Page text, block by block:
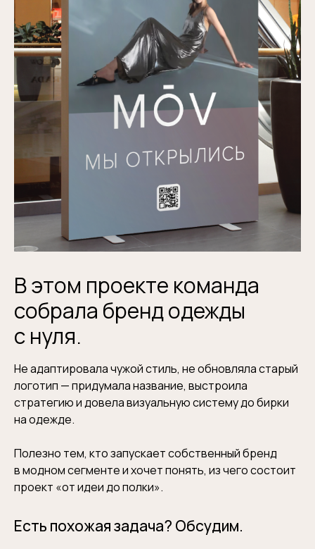
В этом проекте команда
собрала бренд одежды
с нуля.
Не адаптировала чужой стиль, не обновляла старый
логотип — придумала название, выстроила
стратегию и довела визуальную систему до бирки
на одежде.
Полезно тем, кто запускает собственный бренд
в модном сегменте и хочет понять, из чего состоит
проект «от идеи до полки».
Есть похожая задача? Обсудим.